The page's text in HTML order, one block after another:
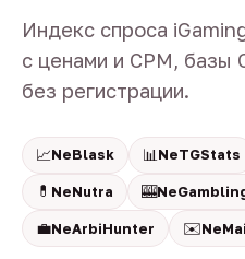
Индекс спроса
с ценами и CPM, базы
без регистрации.
📈NeBlask 📊 NeTGStats
💊 NeNutra 🎰
💼NeArbiHunter ✉️